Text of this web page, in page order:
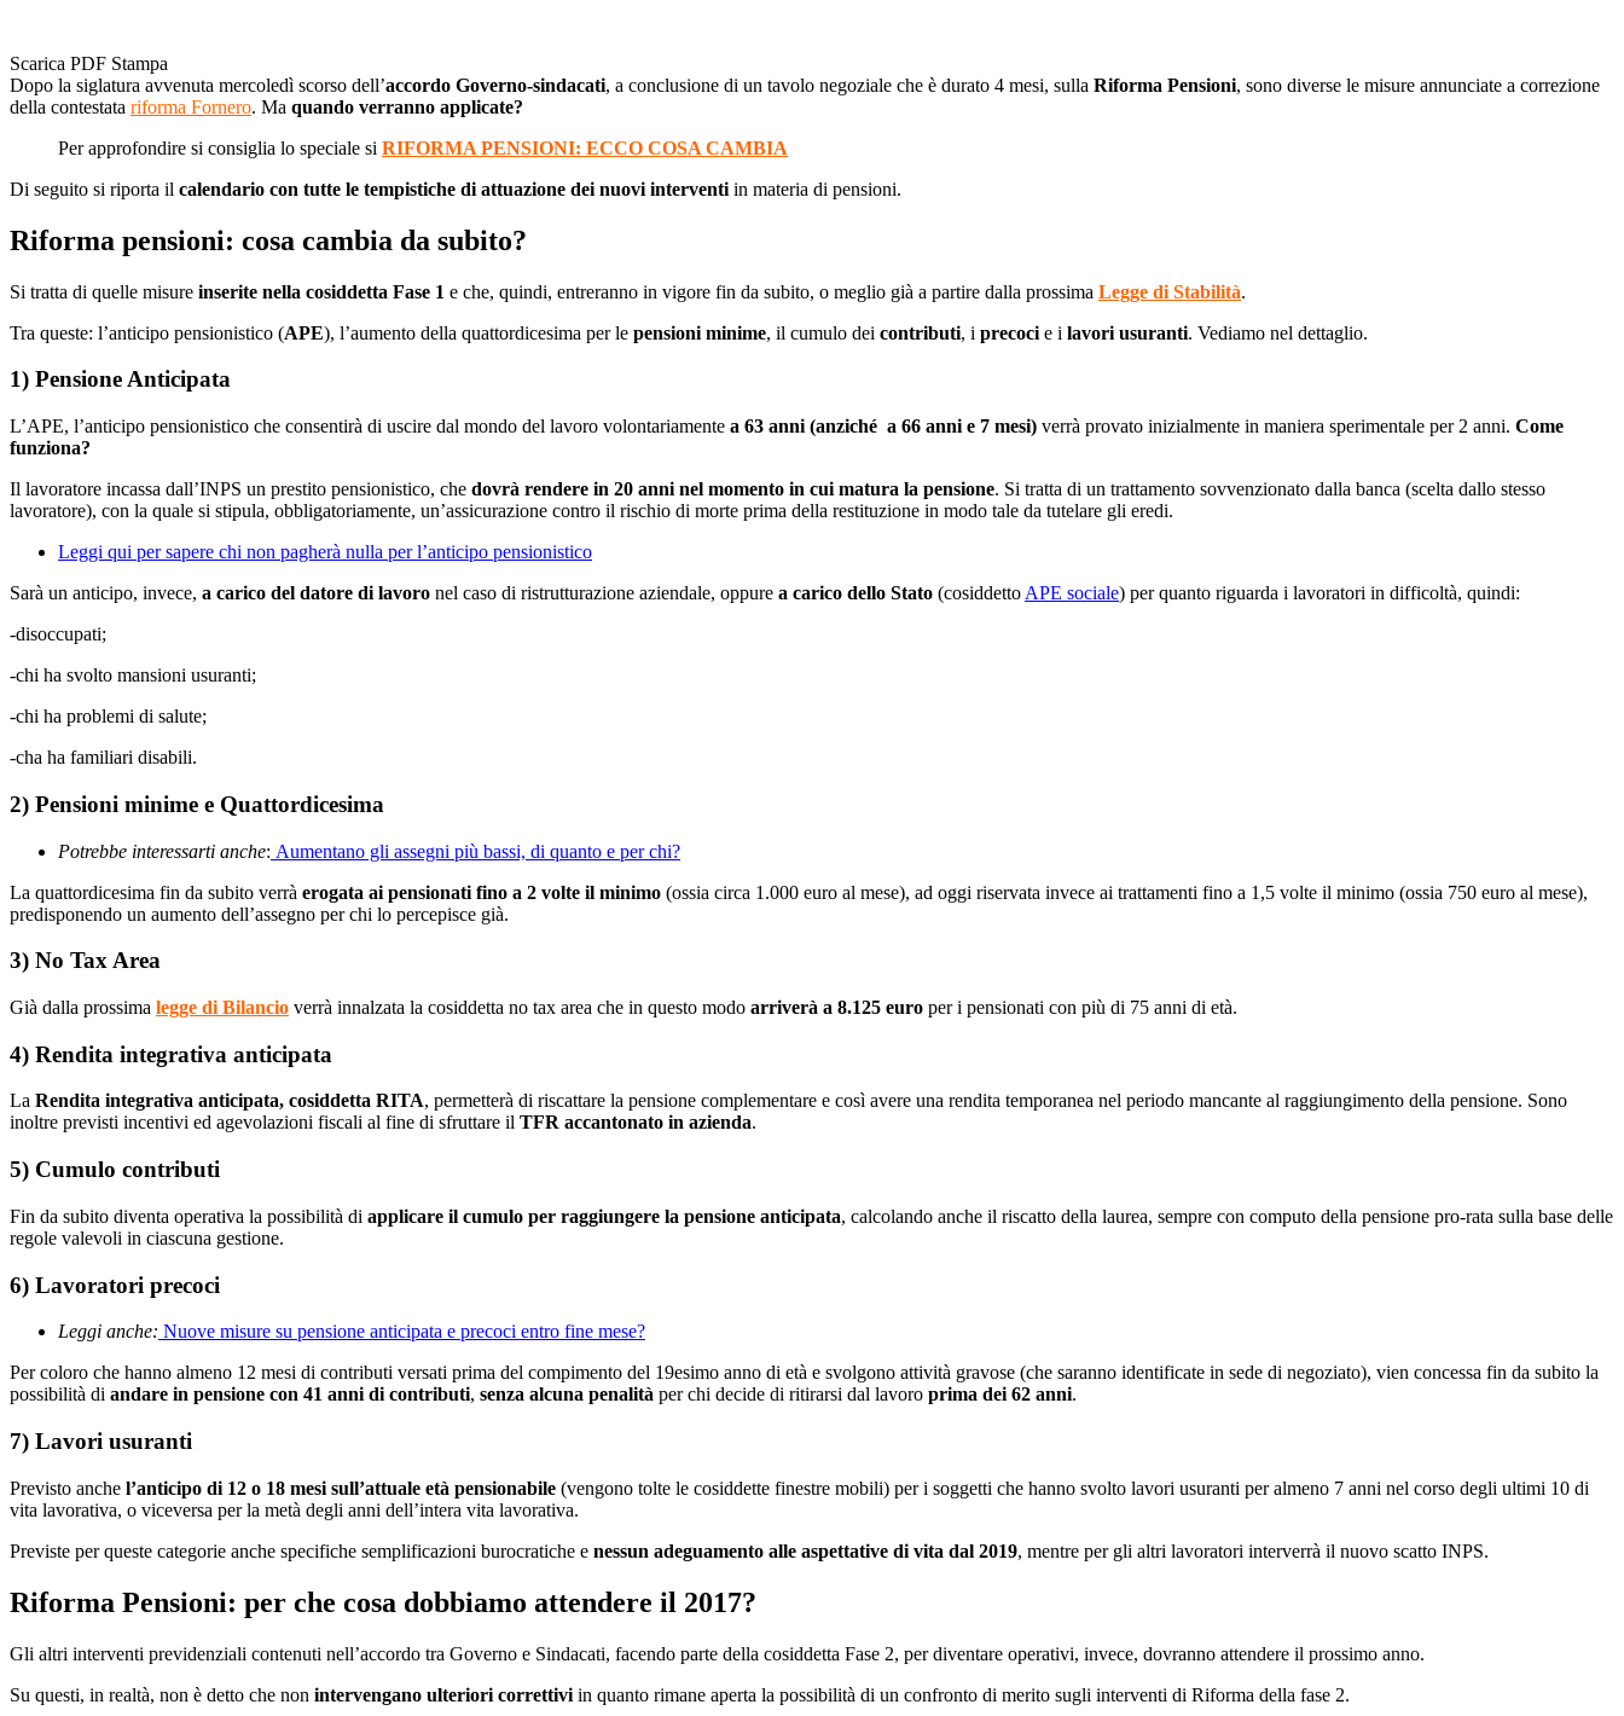
Concorso Scuola
Concorso Ufficio del Processo
Scarica PDF Stampa
Dopo la siglatura avvenuta mercoledì scorso dell’accordo Governo-sindacati, a conclusione di un tavolo negoziale che è durato 4 mesi, sulla Riforma Pensioni, sono diverse le misure annunciate a correzione
della contestata riforma Fornero. Ma quando verranno applicate?
Per approfondire si consiglia lo speciale si RIFORMA PENSIONI: ECCO COSA CAMBIA
Di seguito si riporta il calendario con tutte le tempistiche di attuazione dei nuovi interventi in materia di pensioni.
Riforma pensioni: cosa cambia da subito?
Si tratta di quelle misure inserite nella cosiddetta Fase 1 e che, quindi, entreranno in vigore fin da subito, o meglio già a partire dalla prossima Legge di Stabilità.
Tra queste: l’anticipo pensionistico (APE), l’aumento della quattordicesima per le pensioni minime, il cumulo dei contributi, i precoci e i lavori usuranti. Vediamo nel dettaglio.
1) Pensione Anticipata
L’APE, l’anticipo pensionistico che consentirà di uscire dal mondo del lavoro volontariamente a 63 anni (anziché a 66 anni e 7 mesi) verrà provato inizialmente in maniera sperimentale per 2 anni. Come
funziona?
Il lavoratore incassa dall’INPS un prestito pensionistico, che dovrà rendere in 20 anni nel momento in cui matura la pensione. Si tratta di un trattamento sovvenzionato dalla banca (scelta dallo stesso
lavoratore), con la quale si stipula, obbligatoriamente, un’assicurazione contro il rischio di morte prima della restituzione in modo tale da tutelare gli eredi.
Leggi qui per sapere chi non pagherà nulla per l’anticipo pensionistico
Sarà un anticipo, invece, a carico del datore di lavoro nel caso di ristrutturazione aziendale, oppure a carico dello Stato (cosiddetto APE sociale) per quanto riguarda i lavoratori in difficoltà, quindi:
-disoccupati;
-chi ha svolto mansioni usuranti;
-chi ha problemi di salute;
-cha ha familiari disabili.
2) Pensioni minime e Quattordicesima
Potrebbe interessarti anche: Aumentano gli assegni più bassi, di quanto e per chi?
La quattordicesima fin da subito verrà erogata ai pensionati fino a 2 volte il minimo (ossia circa 1.000 euro al mese), ad oggi riservata invece ai trattamenti fino a 1,5 volte il minimo (ossia 750 euro al mese),
predisponendo un aumento dell’assegno per chi lo percepisce già.
3) No Tax Area
Già dalla prossima legge di Bilancio verrà innalzata la cosiddetta no tax area che in questo modo arriverà a 8.125 euro per i pensionati con più di 75 anni di età.
4) Rendita integrativa anticipata
La Rendita integrativa anticipata, cosiddetta RITA, permetterà di riscattare la pensione complementare e così avere una rendita temporanea nel periodo mancante al raggiungimento della pensione. Sono
inoltre previsti incentivi ed agevolazioni fiscali al fine di sfruttare il TFR accantonato in azienda.
5) Cumulo contributi
Fin da subito diventa operativa la possibilità di applicare il cumulo per raggiungere la pensione anticipata, calcolando anche il riscatto della laurea, sempre con computo della pensione pro-rata sulla base delle
regole valevoli in ciascuna gestione.
6) Lavoratori precoci
Leggi anche: Nuove misure su pensione anticipata e precoci entro fine mese?
Per coloro che hanno almeno 12 mesi di contributi versati prima del compimento del 19esimo anno di età e svolgono attività gravose (che saranno identificate in sede di negoziato), vien concessa fin da subito la
possibilità di andare in pensione con 41 anni di contributi, senza alcuna penalità per chi decide di ritirarsi dal lavoro prima dei 62 anni.
7) Lavori usuranti
Previsto anche l’anticipo di 12 o 18 mesi sull’attuale età pensionabile (vengono tolte le cosiddette finestre mobili) per i soggetti che hanno svolto lavori usuranti per almeno 7 anni nel corso degli ultimi 10 di
vita lavorativa, o viceversa per la metà degli anni dell’intera vita lavorativa.
Previste per queste categorie anche specifiche semplificazioni burocratiche e nessun adeguamento alle aspettative di vita dal 2019, mentre per gli altri lavoratori interverrà il nuovo scatto INPS.
Riforma Pensioni: per che cosa dobbiamo attendere il 2017?
Gli altri interventi previdenziali contenuti nell’accordo tra Governo e Sindacati, facendo parte della cosiddetta Fase 2, per diventare operativi, invece, dovranno attendere il prossimo anno.
Su questi, in realtà, non è detto che non intervengano ulteriori correttivi in quanto rimane aperta la possibilità di un confronto di merito sugli interventi di Riforma della fase 2.